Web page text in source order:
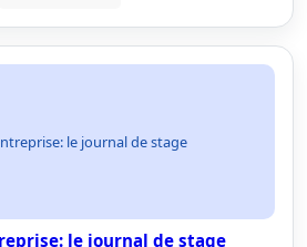
le journal de stage
le journal de stage